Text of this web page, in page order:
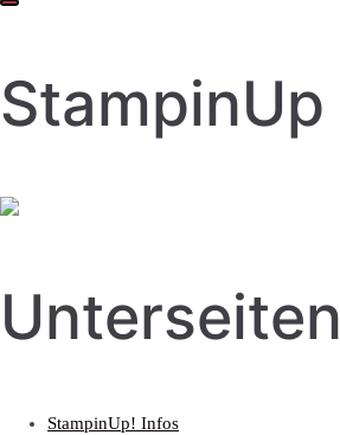
StampinUp
Unterseiten
StampinUp! Infos